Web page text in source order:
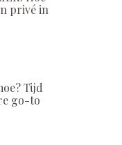
privé in
Tijd
go-to